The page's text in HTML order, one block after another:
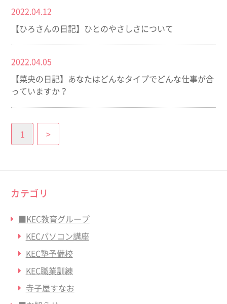
2022.04.12
【ひろさんの日記】ひとのやさしさについて
2022.04.05
【菜央の日記】あなたはどんなタイプでどんな仕事が合
っていますか？
1 >
カテゴリ
■KEC教育グループ
KECパソコン講座
KEC塾予備校
KEC職業訓練
寺子屋すなお